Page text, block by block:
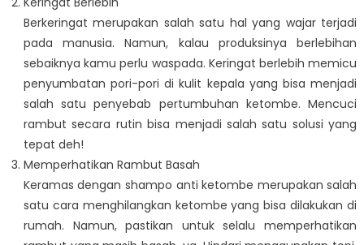
Berkeringat merupakan salah satu hal yang wajar terjadi
pada manusia. Namun, kalau produksinya berlebihan
sebaiknya kamu perlu waspada. Keringat berlebih memicu
penyumbatan pori-pori di kulit kepala yang bisa menjadi
salah satu penyebab pertumbuhan ketombe. Mencuci
rambut secara rutin bisa menjadi salah satu solusi yang
tepat deh!
Memperhatikan Rambut Basah
Keramas dengan shampo anti ketombe merupakan salah
satu cara menghilangkan ketombe yang bisa dilakukan di
rumah. Namun, pastikan untuk selalu memperhatikan